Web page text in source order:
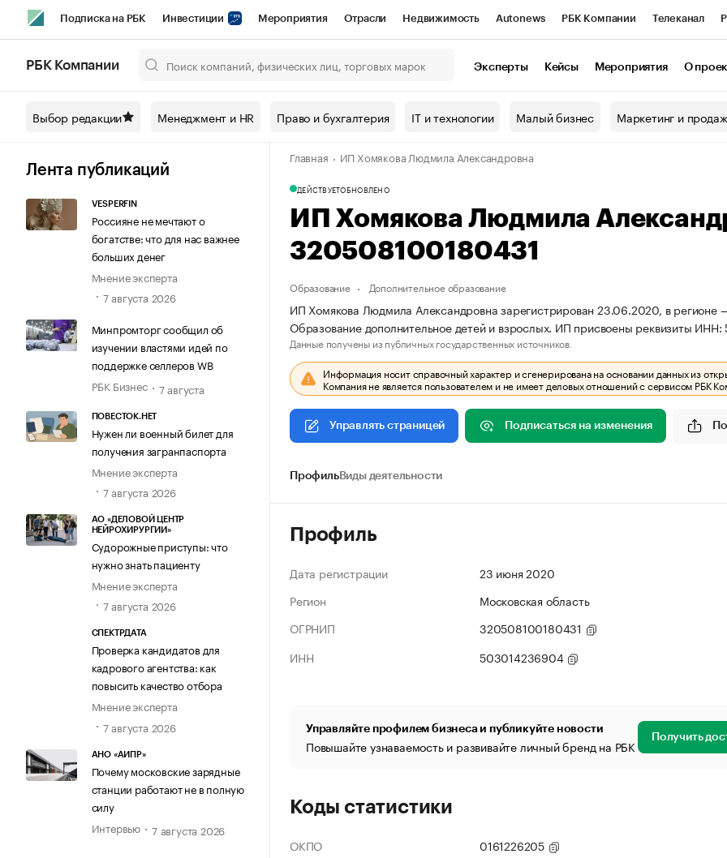
Подписка на РБК Инвестиции Мероприятия Отрасли Недвижимость Autonews РБК Компании Телеканал
Спецпроекты СПб Конференции СПб Спецпроекты Проверка контрагентов
Технологии и медиа Рынок наличной валюты
РБК Компании Эксперты Кейсы Мероприятия О
Выбор редакции Менеджмент и HR Право и бухгалтерия IT и технологии Малый бизнес Маркетинг и
Лента публикаций
VESPERFIN
Россияне не мечтают о
богатстве: что для нас важнее
больших денег
Мнение эксперта
7 августа 2026
Минпромторг сообщил об
изучении властями идей по
поддержке селлеров WB
РБК Бизнес
7 августа
ПОВЕСТОК.НЕТ
Нужен ли военный билет для
получения загранпаспорта
Мнение эксперта
7 августа 2026
АО «ДЕЛОВОЙ ЦЕНТР
НЕЙРОХИРУРГИИ»
Судорожные приступы: что
нужно знать пациенту
Мнение эксперта
7 августа 2026
СПЕКТРДАТА
Проверка кандидатов для
кадрового агентства: как
повысить качество отбора
Мнение эксперта
7 августа 2026
АНО «АИПР»
Почему московские зарядные
станции работают не в полную
силу
Интервью
7 августа 2026
Главная ИП Хомякова Людмила Александровна
ДЕЙСТВУЕТОБНОВЛЕНО
ИП Хомякова Людмила
320508100180431
Образование Дополнительное образование
ИП Хомякова Людмила Александровна зарегистрирован 23.06.2020, в регионе
Образование дополнительное детей и взрослых. ИП присвоены реквизиты
Данные получены из публичных государственных источников.
Информация носит справочный характер и сгенерирована на основании данных из
Компания не является пользователем и не имеет деловых отношений с сервисом РБК
Управлять страницей Подписаться на изменения
ПрофильВиды деятельности
Профиль
Дата регистрации
23 июня 2020
Регион
Московская область
ОГРНИП
320508100180431
ИНН
503014236904
Управляйте профилем бизнеса и публикуйте новости
Повышайте узнаваемость и развивайте личный бренд на РБК Получить
Коды статистики
ОКПО
0161226205